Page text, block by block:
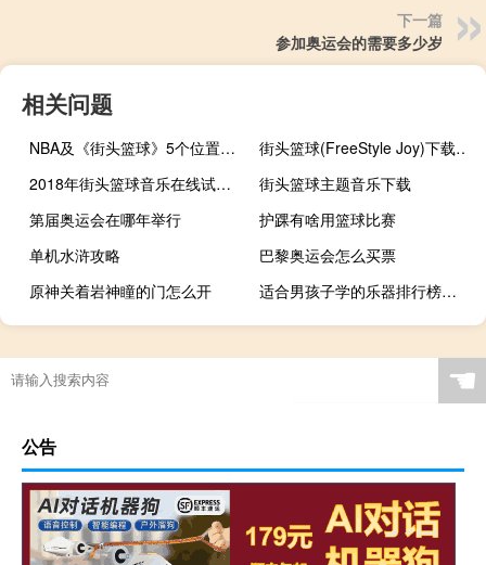
下一篇
参加奥运会的需要多少岁
相关问题
NBA及《街头篮球》5个位置的详细介绍
街头篮球(FreeStyle Joy)下载(电脑、安卓和IOS所有版本)
2018年街头篮球音乐在线试听及下载
街头篮球主题音乐下载
第届奥运会在哪年举行
护踝有啥用篮球比赛
单机水浒攻略
巴黎奥运会怎么买票
原神关着岩神瞳的门怎么开
适合男孩子学的乐器排行榜（适合男孩子学的乐器）
诛仙手游梦境河任务
奥运会还有竞走项目吗
男生打篮球穿什么衣服
香港奥运会冠军奏什么 ☚
公告